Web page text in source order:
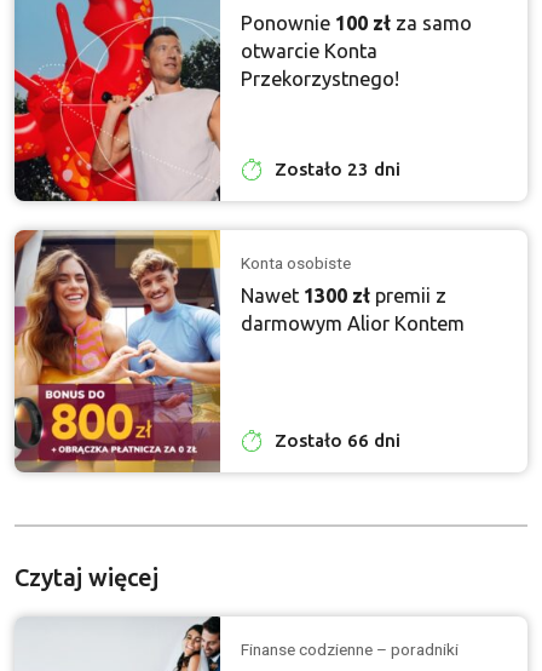
Ponownie 100 zł za samo
otwarcie Konta
Przekorzystnego!
Zostało 23 dni
Konta osobiste
Nawet 1300 zł premii z
darmowym Alior Kontem
Zostało 66 dni
Czytaj więcej
Finanse codzienne – poradniki